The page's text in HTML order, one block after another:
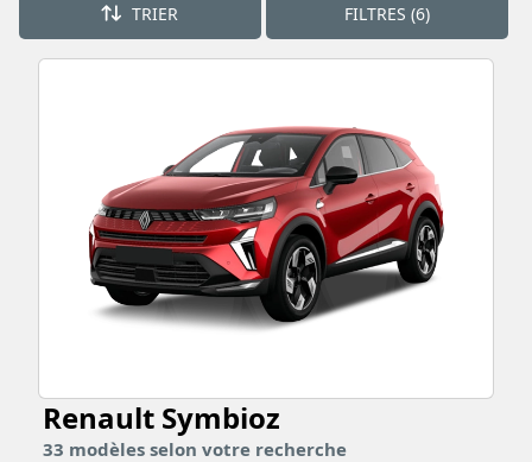
hybrid 160 ch Techno, Techno.
TRIER FILTRES (6)
Renault Symbioz
33 modèles selon votre recherche